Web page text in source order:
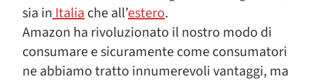
sia inItaliache all’estero.
Amazon ha rivoluzionato il nostro modo di
consumare e sicuramente come consumatori
ne abbiamo tratto innumerevoli vantaggi, ma